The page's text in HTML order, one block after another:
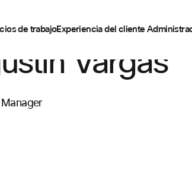
de trabajoExperiencia del cliente
Vargas